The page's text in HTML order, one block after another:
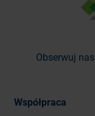
Obserwuj
Współpraca